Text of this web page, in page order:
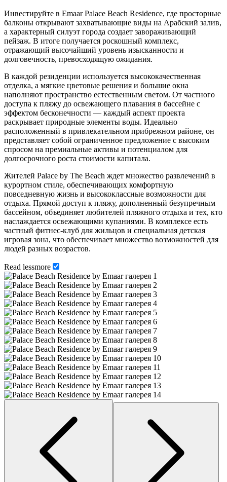
Инвестируйте в Emaar Palace Beach Residence, где просторные
балконы открывают захватывающие виды на Арабский залив,
а характерный силуэт города создает завораживающий
пейзаж. В итоге получается роскошный комплекс,
отражающий высочайший уровень изысканности и
долговечность, превосходящую ожидания.
В каждой резиденции используется высококачественная
отделка, а мягкие цветовые решения и большие окна
наполняют пространство естественным светом. От частного
доступа к пляжу до освежающего плавания в бассейне с
эффектом бесконечности — каждый аспект проекта
раскрывает природные элементы воды. Идеально
расположенный в привлекательном прибрежном районе, он
представляет собой ограниченное предложение с высоким
спросом на премиальные активы и потенциалом для
долгосрочного роста стоимости капитала.
Жителей Palace by The Beach ждет множество развлечений в
курортном стиле, обеспечивающих комфортную
повседневную жизнь и высококлассные возможности для
отдыха. Прямой доступ к пляжу, дополненный безупречным
бассейном, объединяет любителей пляжного отдыха и тех, кто
наслаждается освежающими купаниями. В комплексе есть
частный фитнес-клуб для жильцов и специальная детская
игровая зона, что обеспечивает множество возможностей для
людей разных возрастов.
Read lessmore